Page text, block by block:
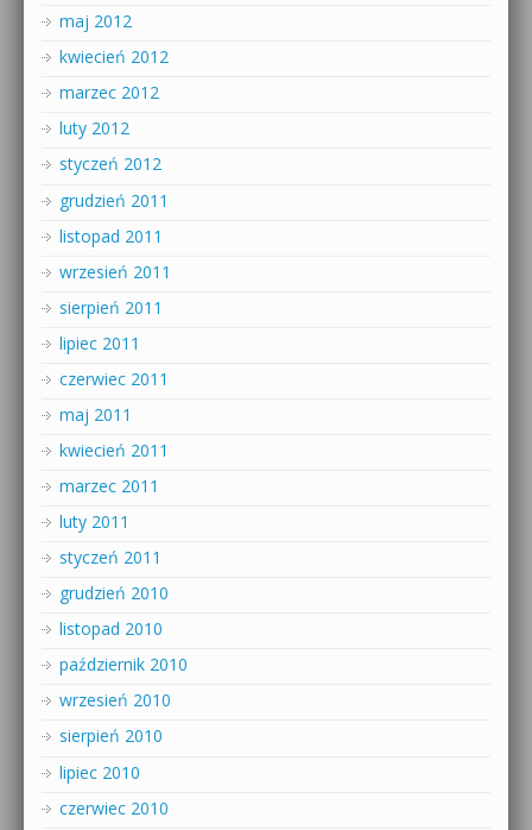
maj 2012
kwiecień 2012
marzec 2012
luty 2012
styczeń 2012
grudzień 2011
listopad 2011
wrzesień 2011
sierpień 2011
lipiec 2011
czerwiec 2011
maj 2011
kwiecień 2011
marzec 2011
luty 2011
styczeń 2011
grudzień 2010
listopad 2010
październik 2010
wrzesień 2010
sierpień 2010
lipiec 2010
czerwiec 2010